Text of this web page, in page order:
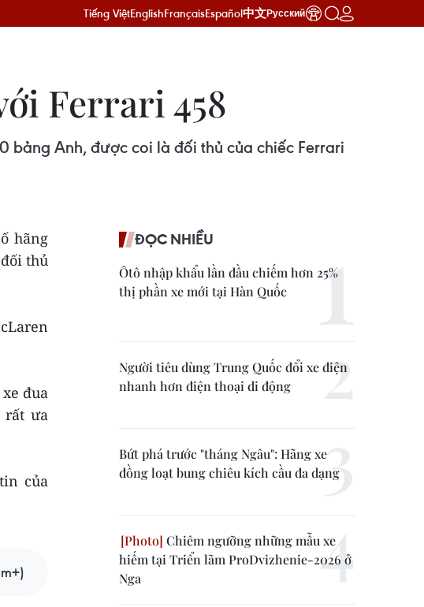
Tiếng ViệtEnglishFrançaisEspañol中文Русский
Ferrari 458
bảng Anh, được coi là đối thủ của chiếc Ferrari
hãng
thủ
đua
rất ưa
của
ĐỌC NHIỀU
Ôtô nhập khẩu lần đầu chiếm hơn 25%
thị phần xe mới tại Hàn Quốc
Người tiêu dùng Trung Quốc đổi xe điện
nhanh hơn điện thoại di động
Bứt phá trước "tháng Ngâu": Hãng xe
đồng loạt bung chiêu kích cầu đa dạng
Chiêm ngưỡng những mẫu xe
hiếm tại Triển lãm ProDvizhenie-2026 ở
Nga